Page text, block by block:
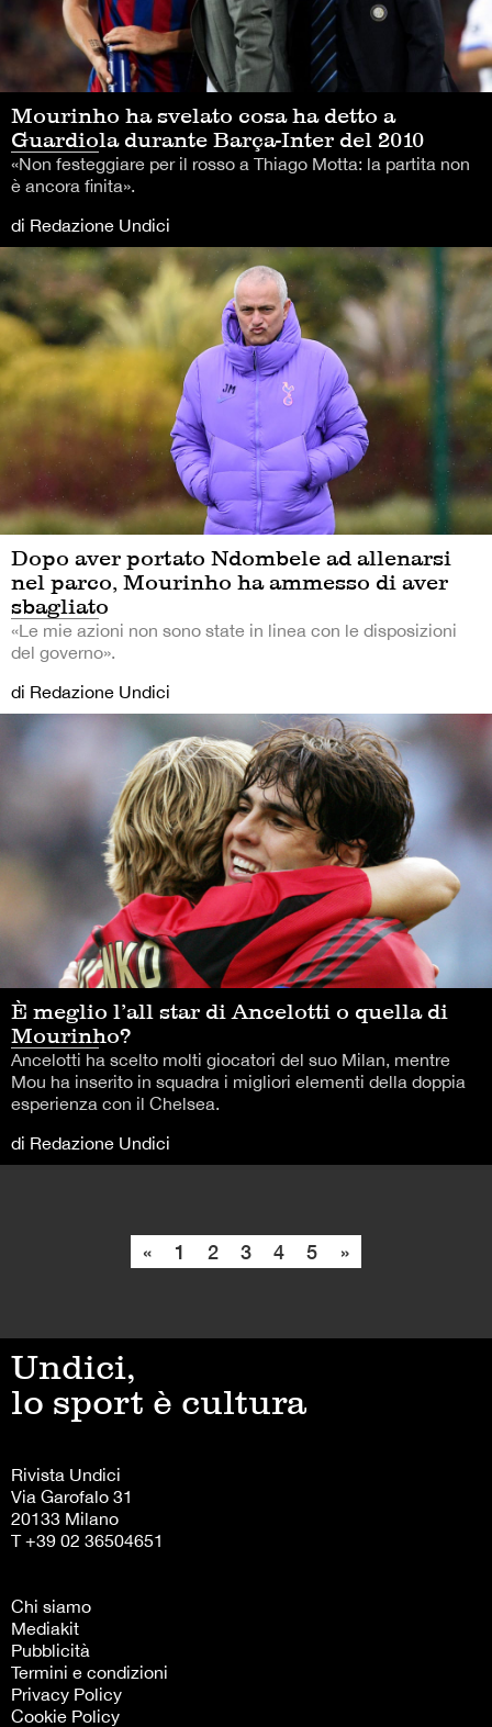
Mourinho ha svelato cosa ha detto a
Guardiola durante Barça-Inter del 2010
«Non festeggiare per il rosso a Thiago Motta: la partita non
è ancora finita».
di Redazione Undici
Dopo aver portato Ndombele ad allenarsi
nel parco, Mourinho ha ammesso di aver
sbagliato
«Le mie azioni non sono state in linea con le disposizioni
del governo».
di Redazione Undici
È meglio l’all star di Ancelotti o quella di
Mourinho?
Ancelotti ha scelto molti giocatori del suo Milan, mentre
Mou ha inserito in squadra i migliori elementi della doppia
esperienza con il Chelsea.
di Redazione Undici
« 1 2 3 4 5 »
Undici,
lo sport è cultura
Rivista Undici
Via Garofalo 31
20133 Milano
T +39 02 36504651
Chi siamo
Mediakit
Pubblicità
Termini e condizioni
Privacy Policy
Cookie Policy